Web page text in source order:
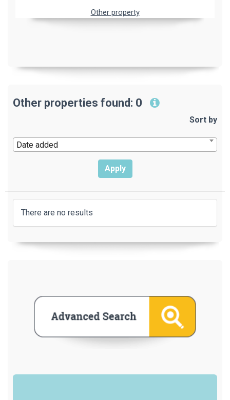
Other property
Other properties found: 0
Sort by
Date added
There are no results